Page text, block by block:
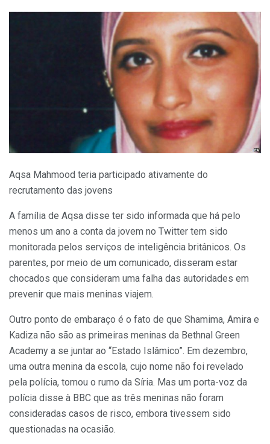
Aqsa Mahmood teria participado ativamente do
recrutamento das jovens
A família de Aqsa disse ter sido informada que há pelo
menos um ano a conta da jovem no Twitter tem sido
monitorada pelos serviços de inteligência britânicos. Os
parentes, por meio de um comunicado, disseram estar
chocados que consideram uma falha das autoridades em
prevenir que mais meninas viajem.
Outro ponto de embaraço é o fato de que Shamima, Amira e
Kadiza não são as primeiras meninas da Bethnal Green
Academy a se juntar ao “Estado Islâmico”. Em dezembro,
uma outra menina da escola, cujo nome não foi revelado
pela polícia, tomou o rumo da Síria. Mas um porta-voz da
polícia disse à BBC que as três meninas não foram
consideradas casos de risco, embora tivessem sido
questionadas na ocasião.